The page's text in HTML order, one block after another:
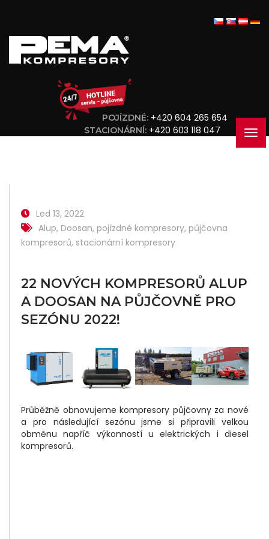
POJÍZDNÉ: +420 604 265 654
STACIONÁRNÍ: +420 603 118 047
Led 13, 2022
Alup, Doosan, pojízdné kompresory, půjčovna
kompresorů, stacionární kompresory
22 NOVÝCH KOMPRESORŮ ALUP
A DOOSAN NA PŮJČOVNĚ PRO
SEZÓNU 2022!
Průběžně obnovujeme kompresory půjčovny za nové
a pro následující sezónu jsme si připravili velkou
obměnu napříč výkonností u elektrických i diesel
kompresorů.